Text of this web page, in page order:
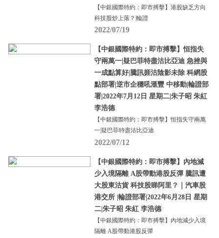
【中銀國際特約：即市搏擊】港股缺乏方向
科技股炒上落？|輪證
2022/07/19
【中銀國際特約：即市搏擊】恒指失
守兩萬一|疑巴菲特盡沽比亞迪 急挫與
一成點算好|騰訊捱沽陰影未除 科網股
點部署|逆市企穩吼滙豐 中移動|輪證部
署|2022年7月12日 星期二|朱子昭 朱紅
李浩德
【中銀國際特約：即市搏擊】恒指失守兩萬
一|疑巴菲特盡沽比亞迪
2022/07/12
【中銀國際特約：即市搏擊】內地減
少入境隔離 A股帶動港股反彈 騰訊遭
大股東沽貨 科技股睇阿里？｜汽車股
港交所 |輪證部署|2022年6月28日 星期
二|朱子昭 朱紅 李浩德
【中銀國際特約：即市搏擊】內地減少入境
隔離 A股帶動港股反彈